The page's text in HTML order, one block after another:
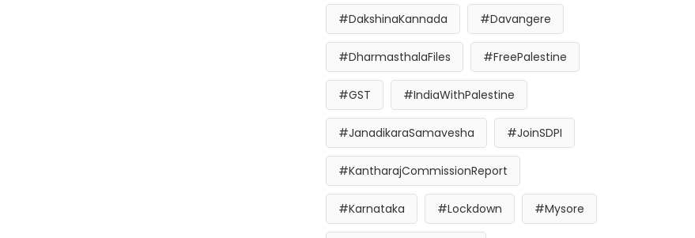
#DakshinaKannada #Davangere
#DharmasthalaFiles #FreePalestine
#GST #IndiaWithPalestine
#JanadikaraSamavesha #JoinSDPI
#KantharajCommissionReport
#Karnataka #Lockdown #Mysore